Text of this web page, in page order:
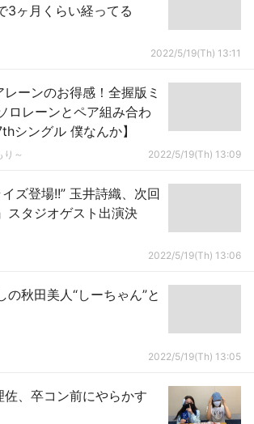
3ヶ月くらい経ってる
2022/5/19(Th) 13:11
レーンのお得感！全握版ミ
ロレーンとペア組み合わ
シングル 僕なんか】
り～ 2022/5/19(Th) 13:09
ズ登場!!” 玉井詩織、次回
スタジオゲスト出演決
2022/5/19(Th) 13:06
の秋田美人“しーちゃん”と
2022/5/19(Th) 13:05
佐、卒コン前にやらかす